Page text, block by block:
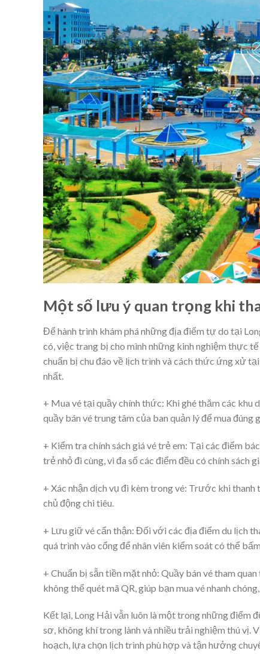
Một số lưu ý quan trọng khi
Để hành trình khám phá những địa điểm tự do tại
có, việc trang bị cho mình những kinh nghiệm thực
chuẩn bị chu đáo về lịch trình và cách thức ứng xử
nhất.
+ Mua vé tại quầy chính thức: Khi ghé thăm các khu
quầy bán vé trung tâm của ban quản lý để mua đúng
+ Kiểm tra chính sách giá vé trẻ em: Tại các điểm
trẻ nhỏ đi cùng, vì đa số các điểm đều có chính sách
+ Xác nhận dịch vụ đi kèm trong vé: Trước khi thanh
chủ động chi tiêu.
+ Lưu giữ vé cẩn thận: Đối với các địa điểm du lịch
quá trình vào cổng để nhân viên kiểm soát có thể
+ Chuẩn bị sẵn tiền mặt nhỏ: Quầy bán vé tham
không thể quét mã QR, giúp bạn mua vé nhanh
Kết lại, Long Hải vẫn luôn là một trong những điểm
sơ, không khí trong lành và nhiều trải nghiệm thú vị.
hoạch, lựa chọn lịch trình phù hợp và tận hưởng